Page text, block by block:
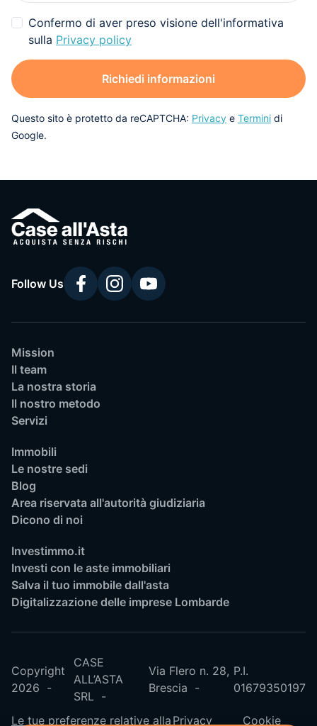
Confermo di aver preso visione dell'informativa
sulla Privacy policy
Richiedi informazioni
Questo sito è protetto da reCAPTCHA: Privacy e Termini di
Google.
Follow Us
Mission
Il team
La nostra storia
Il nostro metodo
Servizi
Immobili
Le nostre sedi
Blog
Area riservata all'autorità giudiziaria
Dicono di noi
Investimmo.it
Investi con le aste immobiliari
Salva il tuo immobile dall'asta
Digitalizzazione delle imprese Lombarde
Copyright
2026
CASE
ALL’ASTA
SRL
Via Flero n. 28,
Brescia
P.I.
01679350197
Le tue preferenze relative alla Privacy Cookie